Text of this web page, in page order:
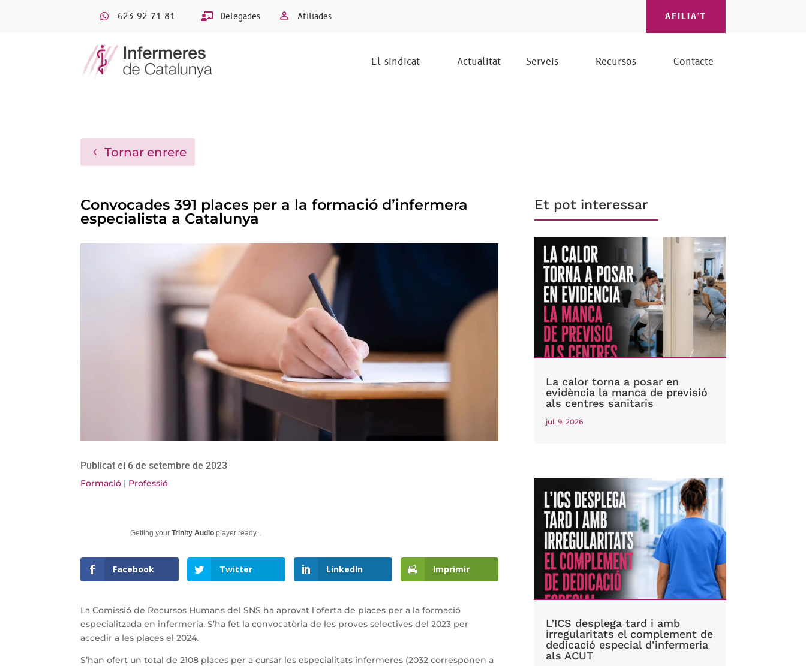
623 92 71 81 Delegades Afiliades AFILIA'T
El sindicat Actualitat Serveis Recursos Contacte
Tornar enrere
Convocades 391 places per a la formació d’infermera
especialista a Catalunya
Publicat el 6 de setembre de 2023
Formació | Professió
Getting yourTrinity Audio player ready...
Facebook Twitter LinkedIn Imprimir
La Comissió de Recursos Humans del SNS ha aprovat l’oferta de places per a la formació
especialitzada en infermeria. S’ha fet la convocatòria de les proves selectives del 2023 per
accedir a les places el 2024.
S’han ofert un total de 2108 places per a cursar les especialitats infermeres (2032 corresponen a
Et pot interessar
La calor torna a posar en
evidència la manca de previsió
als centres sanitaris
jul. 9, 2026
L’ICS desplega tard i amb
irregularitats el complement de
dedicació especial d’infermeria
als ACUT